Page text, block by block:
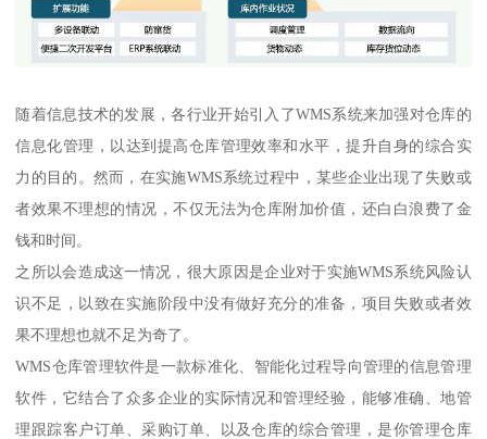
随着信息技术的发展，各行业开始引入了WMS系统来加强对仓库的
信息化管理，以达到提高仓库管理效率和水平，提升自身的综合实
力的目的。然而，在实施WMS系统过程中，某些企业出现了失败或
者效果不理想的情况，不仅无法为仓库附加价值，还白白浪费了金
钱和时间。
之所以会造成这一情况，很大原因是企业对于实施WMS系统风险认
识不足，以致在实施阶段中没有做好充分的准备，项目失败或者效
果不理想也就不足为奇了。
WMS仓库管理软件是一款标准化、智能化过程导向管理的信息管理
软件，它结合了众多企业的实际情况和管理经验，能够准确、地管
理跟踪客户订单、采购订单、以及仓库的综合管理，是你管理仓库